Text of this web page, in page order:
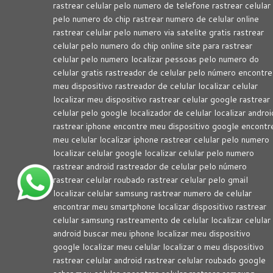
rastrear celular pelo numero de telefone rastrear celular
pelo numero do chip rastrear numero de celular online
rastrear celular pelo numero via satelite gratis rastrear
celular pelo numero do chip online site para rastrear
celular pelo numero localizar pessoas pelo numero do
celular gratis rastreador de celular pelo número encontre
meu dispositivo rastreador de celular localizar celular
localizar meu dispositivo rastrear celular google rastrear
celular pelo google localizador de celular localizar
rastrear iphone encontre meu dispositivo google
meu celular localizar iphone rastrear celular pelo numero
localizar celular google localizar celular pelo numero
rastrear android rastreador de celular pelo número
rastrear celular roubado rastrear celular pelo gmail
localizar celular samsung rastrear numero de celular
encontrar meu smartphone localizar dispositivo rastrear
celular samsung rastreamento de celular localizar celular
android buscar meu iphone localizar meu dispositivo
google localizar meu celular localizar o meu dispositivo
rastrear celular android rastrear celular roubado google